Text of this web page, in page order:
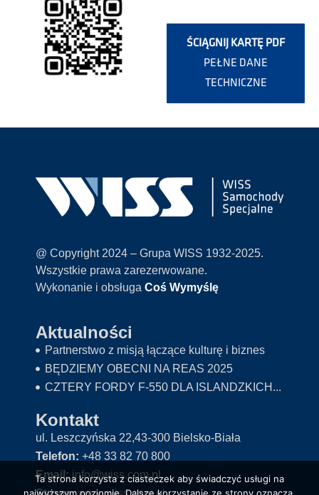
ŚCIĄGNIJ KARTĘ PDF
PEŁNE DANE
TECHNICZNE
@ Copyright 2024 – Grupa WISS 1932-2025.
Wszystkie prawa zarezerwowane.
Wykonanie i obsługa Coś Wymyślę
Aktualności
Partnerstwo z misją łączące kulturę i biznes
BĘDZIEMY OBECNI NA REAS 2025
CZTERY FORDY F-550 DLA ISLANDZKICH...
Kontakt
ul. Leszczyńska 22,43-300 Bielsko-Biała
Telefon: +48 33 82 70 800
Email:info@wiss.com.pl
Ta strona korzysta z ciasteczek aby świadczyć usługi na